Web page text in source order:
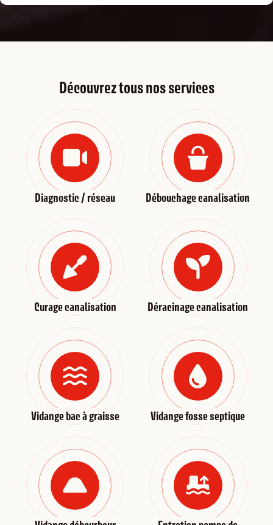
Découvrez tous nos services
Diagnostic / réseau Débouchage canalisation
Curage canalisation Déracinage canalisation
Vidange bac à graisse Vidange fosse septique